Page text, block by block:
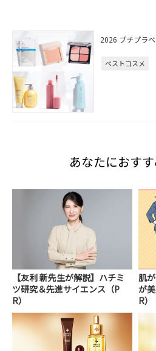
2026 プチプラ
ベストコスメ
あなたにおす
【友利 新先生が解説】ハチミ
ツ研究＆先進サイエンス（P
R）
肌
が
R）